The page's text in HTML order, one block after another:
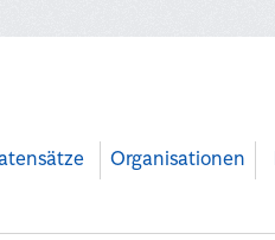
Organisationen